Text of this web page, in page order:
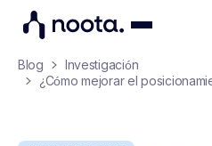
Blog
Investigación
¿Cómo mejorar el